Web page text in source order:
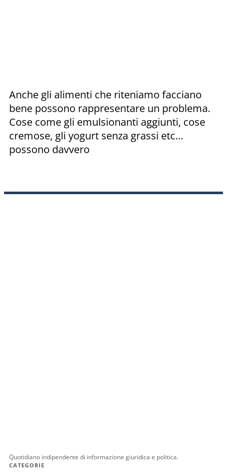
Anche gli alimenti che riteniamo facciano
bene possono rappresentare un problema.
Cose come gli emulsionanti aggiunti, cose
cremose, gli yogurt senza grassi etc…
possono davvero
Quotidiano indipendente di informazione giuridica e politica.
CATEGORIE